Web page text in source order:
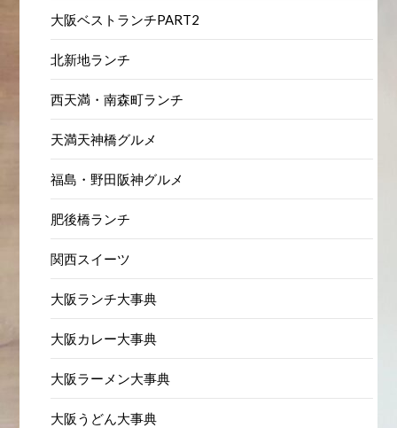
大阪ベストランチPART2
北新地ランチ
西天満・南森町ランチ
天満天神橋グルメ
福島・野田阪神グルメ
肥後橋ランチ
関西スイーツ
大阪ランチ大事典
大阪カレー大事典
大阪ラーメン大事典
大阪うどん大事典